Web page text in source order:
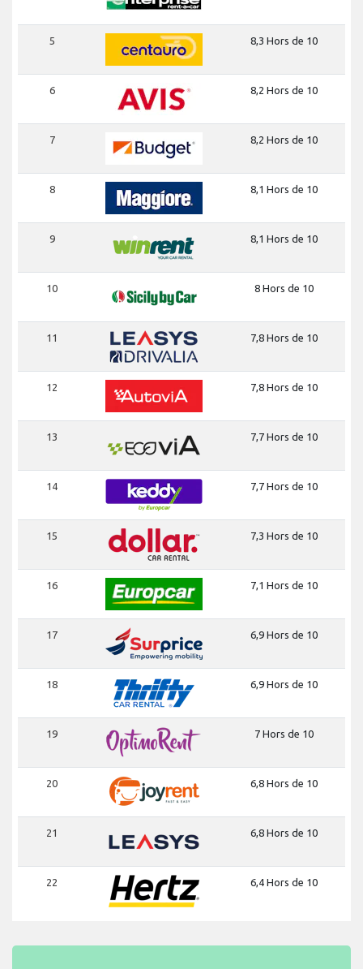
5 8,3 Hors de 10
6 8,2 Hors de 10
7 8,2 Hors de 10
8 8,1 Hors de 10
9 8,1 Hors de 10
10 8 Hors de 10
11 7,8 Hors de 10
12 7,8 Hors de 10
13 7,7 Hors de 10
14 7,7 Hors de 10
15 7,3 Hors de 10
16 7,1 Hors de 10
17 6,9 Hors de 10
18 6,9 Hors de 10
19 7 Hors de 10
20 6,8 Hors de 10
21 6,8 Hors de 10
22 6,4 Hors de 10